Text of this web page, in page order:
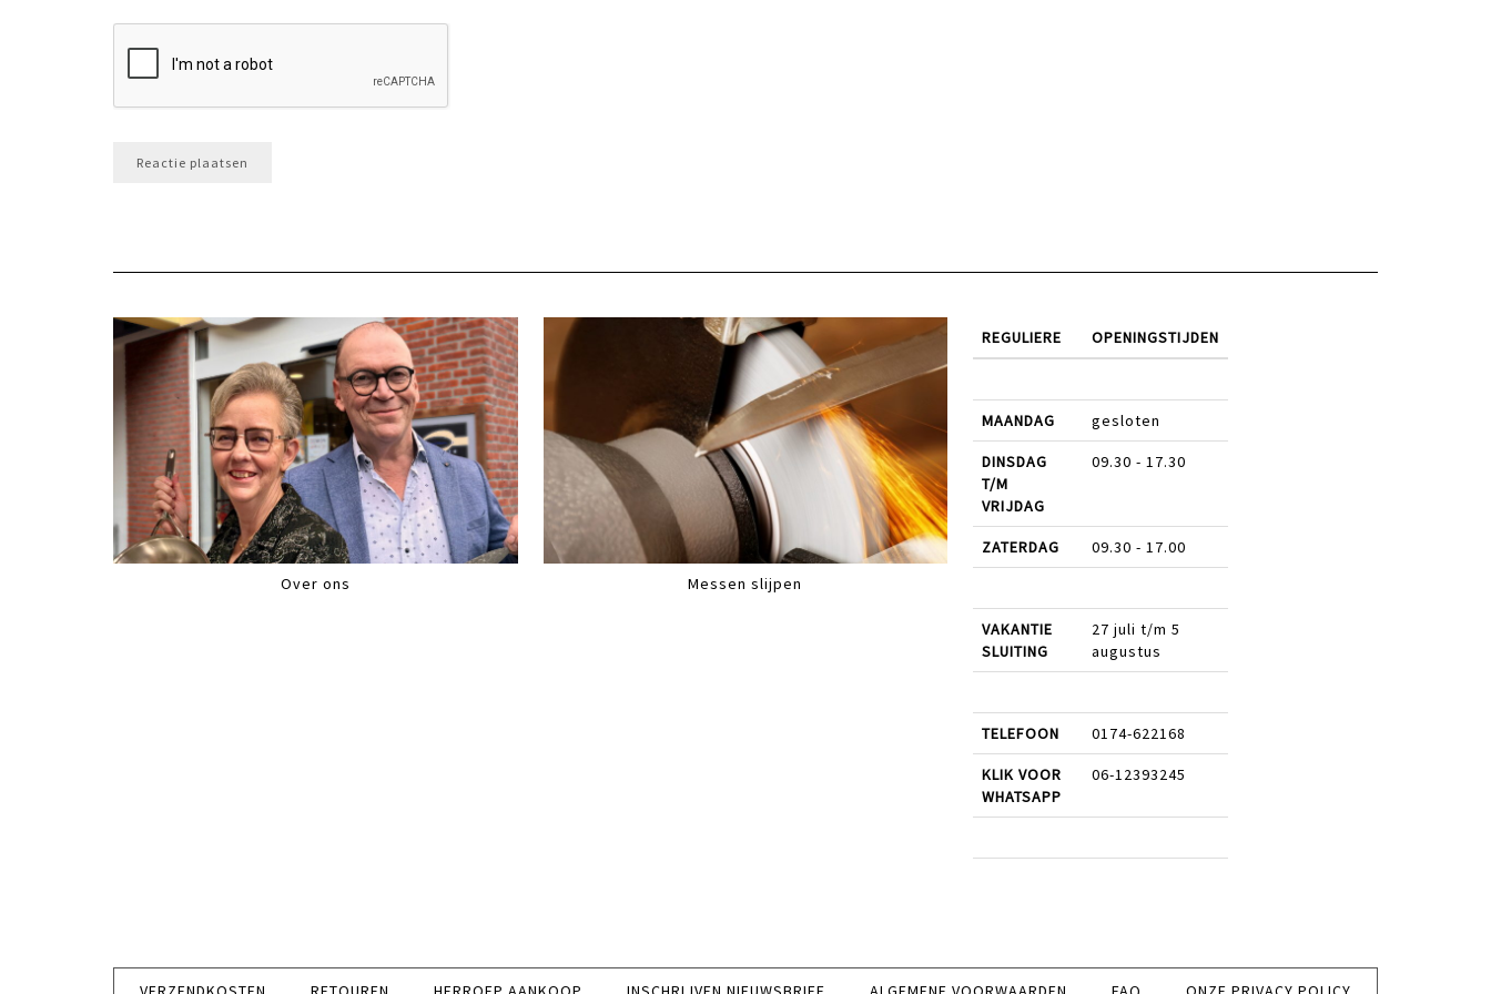
Over ons Messen slijpen
REGULIERE OPENINGSTIJDEN
MAANDAG gesloten
DINSDAG
T/M
VRIJDAG
09.30 - 17.30
ZATERDAG 09.30 - 17.00
VAKANTIE
SLUITING
27 juli t/m 5
augustus
TELEFOON 0174-622168
KLIK VOOR
WHATSAPP
06-12393245